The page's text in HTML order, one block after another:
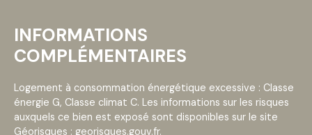
INFORMATIONS
COMPLÉMENTAIRES
Logement à consommation énergétique excessive : Classe
énergie G, Classe climat C. Les informations sur les risques
auxquels ce bien est exposé sont disponibles sur le site
Géorisques : georisques.gouv.fr.